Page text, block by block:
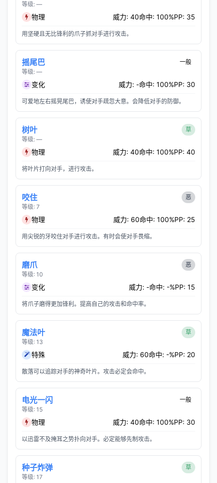
等级: —
物理 威力: 40命中: 100%PP: 35
用坚硬且无比锋利的爪子抓对手进行攻击。
摇尾巴
等级: —
一般
变化 威力: -命中: 100%PP: 30
可爱地左右摇晃尾巴，诱使对手疏忽大意。会降低对手的防御。
树叶
等级: —
草
物理 威力: 40命中: 100%PP: 40
将叶片打向对手，进行攻击。
咬住
等级: 7
恶
物理 威力: 60命中: 100%PP: 25
用尖锐的牙咬住对手进行攻击。有时会使对手畏缩。
磨爪
等级: 10
恶
变化 威力: -命中: -%PP: 15
将爪子磨得更加锋利。提高自己的攻击和命中率。
魔法叶
等级: 13
草
特殊 威力: 60命中: -%PP: 20
散落可以追踪对手的神奇叶片。攻击必定会命中。
电光一闪
等级: 15
一般
物理 威力: 40命中: 100%PP: 30
以迅雷不及掩耳之势扑向对手。必定能够先制攻击。
种子炸弹
等级: 17
草